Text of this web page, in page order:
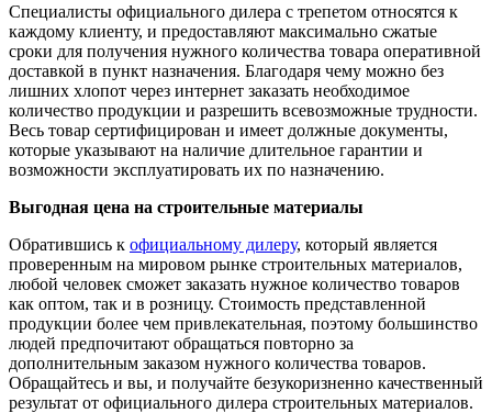
Специалисты официального дилера с трепетом относятся к
каждому клиенту, и предоставляют максимально сжатые
сроки для получения нужного количества товара оперативной
доставкой в пункт назначения. Благодаря чему можно без
лишних хлопот через интернет заказать необходимое
количество продукции и разрешить всевозможные трудности.
Весь товар сертифицирован и имеет должные документы,
которые указывают на наличие длительное гарантии и
возможности эксплуатировать их по назначению.
Выгодная цена на строительные материалы
Обратившись к официальному дилеру, который является
проверенным на мировом рынке строительных материалов,
любой человек сможет заказать нужное количество товаров
как оптом, так и в розницу. Стоимость представленной
продукции более чем привлекательная, поэтому большинство
людей предпочитают обращаться повторно за
дополнительным заказом нужного количества товаров.
Обращайтесь и вы, и получайте безукоризненно качественный
результат от официального дилера строительных материалов.